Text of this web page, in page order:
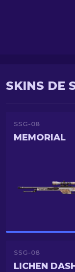
SKINS DE
SSG-08
MEMORIAL
SSG-08
LICHEN